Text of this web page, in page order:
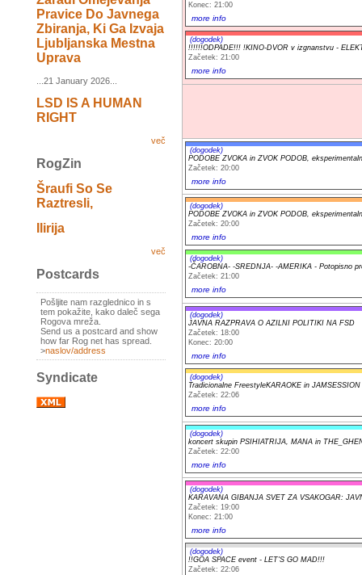
Pravice Do Javnega
Zbiranja, Ki Ga Izvaja
Ljubljanska Mestna
Uprava
...21 January 2026...
LSD IS A HUMAN
RIGHT
več
RogZin
Šraufi So Se
Raztresli,
Ilirija
več
Postcards
Pošljite nam razglednico in s
tem pokažite, kako daleč sega
Rogova mreža.
Send us a postcard and show
how far Rog net has spread.
>naslov/address
Syndicate
Konec: 21:00
more info
(dogodek)
!!!!!!ODPADE!!! !KINO-DVOR v izgnanstvu -
Začetek: 21:00
more info
(dogodek)
PODOBE ZVOKA in ZVOK PODOB,
Začetek: 20:00
more info
(dogodek)
PODOBE ZVOKA in ZVOK PODOB,
Začetek: 20:00
more info
(dogodek)
-ČAROBNA- -SREDNJA- -AMERIKA - Potopisno
Začetek: 21:00
more info
(dogodek)
JAVNA RAZPRAVA O AZILNI POLITIKI NA FSD
Začetek: 18:00
Konec: 20:00
more info
(dogodek)
Tradicionalne FreestyleKARAOKE in JAMSESSION
Začetek: 22:06
more info
(dogodek)
koncert skupin PSIHIATRIJA, MANA in
Začetek: 22:00
more info
(dogodek)
KARAVANA GIBANJA SVET ZA VSAKOGAR:
Začetek: 19:00
Konec: 21:00
more info
(dogodek)
!!GOA SPACE event - LET'S GO MAD!!!
Začetek: 22:06